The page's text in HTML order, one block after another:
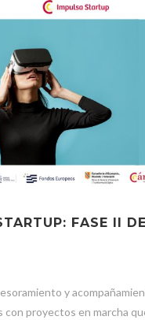
FASE II
y
con proyectos en marcha